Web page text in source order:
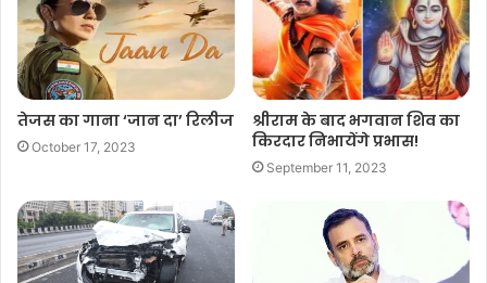
तेजस का गाना ‘जान दा’ रिलीज
October 17, 2023
श्रीराम के बाद भगवान शिव का
किरदार निभायेंगे प्रभास!
September 11, 2023